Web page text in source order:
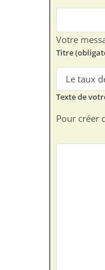
Votre
Titre
Texte de
Pour créer